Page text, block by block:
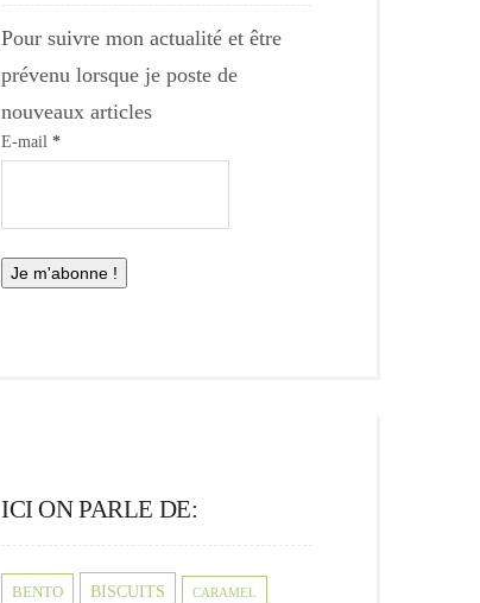
Pour suivre mon actualité et être
prévenu lorsque je poste de
nouveaux articles
E-mail *
ICI ON PARLE DE:
BENTO BISCUITS CARAMEL